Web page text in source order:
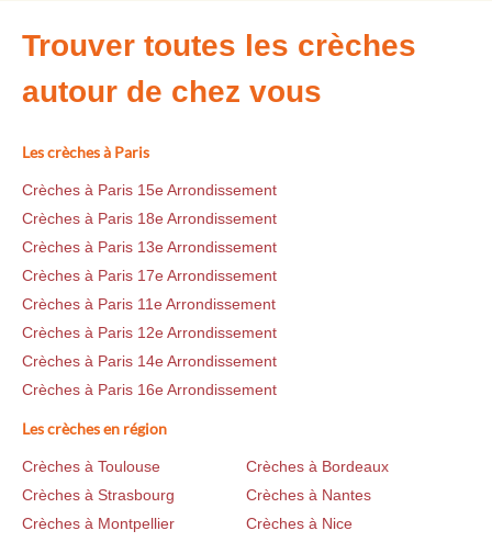
Trouver toutes les crèches
autour de chez vous
Les crèches à Paris
Crèches à Paris 15e Arrondissement
Crèches à Paris 18e Arrondissement
Crèches à Paris 13e Arrondissement
Crèches à Paris 17e Arrondissement
Crèches à Paris 11e Arrondissement
Crèches à Paris 12e Arrondissement
Crèches à Paris 14e Arrondissement
Crèches à Paris 16e Arrondissement
Les crèches en région
Crèches à Toulouse
Crèches à Bordeaux
Crèches à Strasbourg
Crèches à Nantes
Crèches à Montpellier
Crèches à Nice